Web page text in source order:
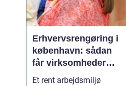
Erhvervsrengøring i
københavn: sådan
får virksomheder
mere ud af
Et rent arbejdsmiljø